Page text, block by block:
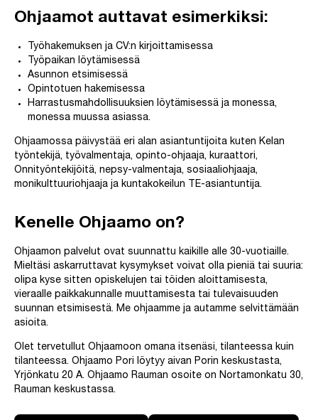
Ohjaamot auttavat esimerkiksi:
Työhakemuksen ja CV:n kirjoittamisessa
Työpaikan löytämisessä
Asunnon etsimisessä
Opintotuen hakemisessa
Harrastusmahdollisuuksien löytämisessä ja monessa,
monessa muussa asiassa.
Ohjaamossa päivystää eri alan asiantuntijoita kuten Kelan
työntekijä, työvalmentaja, opinto-ohjaaja, kuraattori,
Onnityöntekijöitä, nepsy-valmentaja, sosiaaliohjaaja,
monikulttuuriohjaaja ja kuntakokeilun TE-asiantuntija.
Kenelle Ohjaamo on?
Ohjaamon palvelut ovat suunnattu kaikille alle 30-vuotiaille.
Mieltäsi askarruttavat kysymykset voivat olla pieniä tai suuria:
olipa kyse sitten opiskelujen tai töiden aloittamisesta,
vieraalle paikkakunnalle muuttamisesta tai tulevaisuuden
suunnan etsimisestä. Me ohjaamme ja autamme selvittämään
asioita.
Olet tervetullut Ohjaamoon omana itsenäsi, tilanteessa kuin
tilanteessa. Ohjaamo Pori löytyy aivan Porin keskustasta,
Yrjönkatu 20 A. Ohjaamo Rauman osoite on Nortamonkatu 30,
Rauman keskustassa.